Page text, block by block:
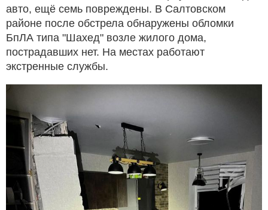
авто, ещё семь повреждены. В Салтовском
районе после обстрела обнаружены обломки
БпЛА типа "Шахед" возле жилого дома,
пострадавших нет. На местах работают
экстренные службы.